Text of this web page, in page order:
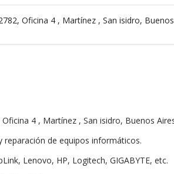
Oficina 4 , Martínez , San isidro, Buenos
4 , Martínez , San isidro, Buenos
reparación de equipos informáticos.
Lenovo, HP, Logitech, GIGABYTE, etc.